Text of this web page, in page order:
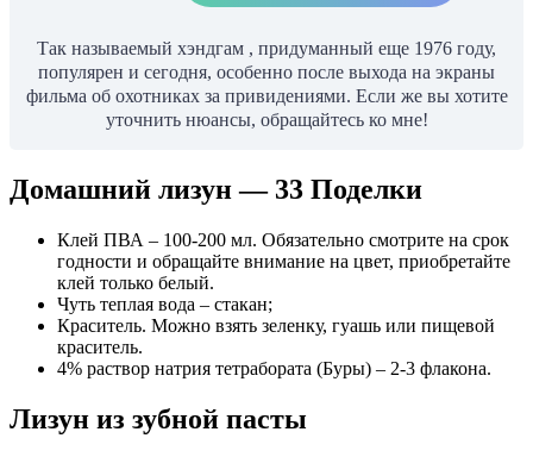
Так называемый хэндгам , придуманный еще 1976 году,
популярен и сегодня, особенно после выхода на экраны
фильма об охотниках за привидениями. Если же вы хотите
уточнить нюансы, обращайтесь ко мне!
Домашний лизун — 33 Поделки
Клей ПВА – 100-200 мл. Обязательно смотрите на срок
годности и обращайте внимание на цвет, приобретайте
клей только белый.
Чуть теплая вода – стакан;
Краситель. Можно взять зеленку, гуашь или пищевой
краситель.
4% раствор натрия тетрабората (Буры) – 2-3 флакона.
Лизун из зубной пасты